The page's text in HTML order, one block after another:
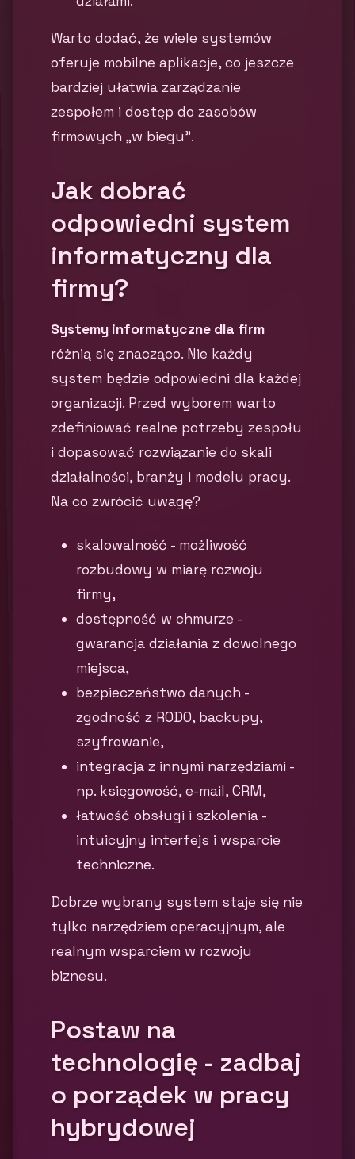
Warto dodać, że wiele systemów
oferuje mobilne aplikacje, co jeszcze
bardziej ułatwia zarządzanie
zespołem i dostęp do zasobów
firmowych „w biegu”.
Jak dobrać
odpowiedni system
informatyczny dla
firmy?
Systemy informatyczne dla firm
różnią się znacząco. Nie każdy
system będzie odpowiedni dla każdej
organizacji. Przed wyborem warto
zdefiniować realne potrzeby zespołu
i dopasować rozwiązanie do skali
działalności, branży i modelu pracy.
Na co zwrócić uwagę?
skalowalność - możliwość
rozbudowy w miarę rozwoju
firmy,
dostępność w chmurze -
gwarancja działania z dowolnego
miejsca,
bezpieczeństwo danych -
zgodność z RODO, backupy,
szyfrowanie,
integracja z innymi narzędziami -
np. księgowość, e-mail, CRM,
łatwość obsługi i szkolenia -
intuicyjny interfejs i wsparcie
techniczne.
Dobrze wybrany system staje się nie
tylko narzędziem operacyjnym, ale
realnym wsparciem w rozwoju
biznesu.
Postaw na
technologię - zadbaj
o porządek w pracy
hybrydowej